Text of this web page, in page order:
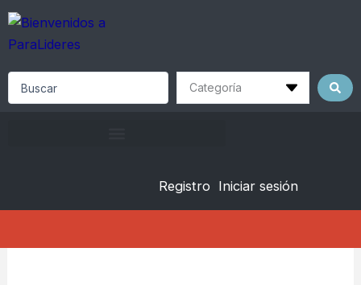
Skip
content
Registro Iniciar sesión